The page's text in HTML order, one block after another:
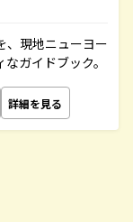
、現地ニューヨー
ガイドブック。
詳細を見る